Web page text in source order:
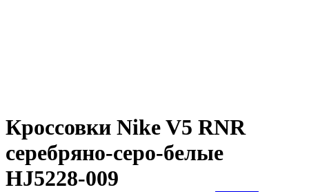
Кроссовки Nike V5 RNR
серебряно-серо-белые
HJ5228-009